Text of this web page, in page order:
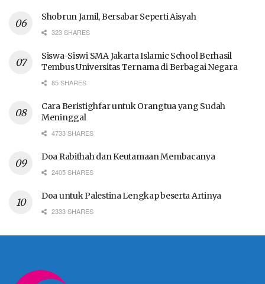
Shobrun Jamil, Bersabar Seperti Aisyah
323 SHARES
Siswa-Siswi SMA Jakarta Islamic School Berhasil
Tembus Universitas Ternama di Berbagai Negara
85 SHARES
Cara Beristighfar untuk Orangtua yang Sudah
Meninggal
4733 SHARES
Doa Rabithah dan Keutamaan Membacanya
2405 SHARES
Doa untuk Palestina Lengkap beserta Artinya
2333 SHARES